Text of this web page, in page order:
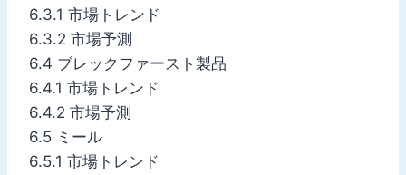
6.3.1 市場トレンド
6.3.2 市場予測
6.4 ブレックファースト製品
6.4.1 市場トレンド
6.4.2 市場予測
6.5 ミール
6.5.1 市場トレンド